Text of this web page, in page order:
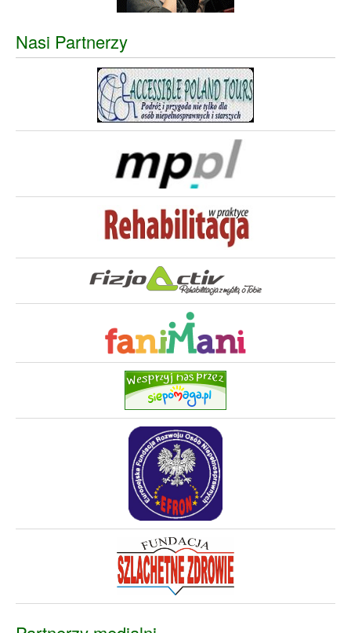
Nasi Partnerzy